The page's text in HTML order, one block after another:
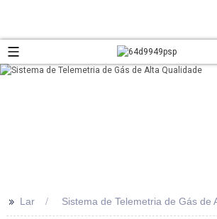
>> Lar Sistema de Telemetria de Gás de